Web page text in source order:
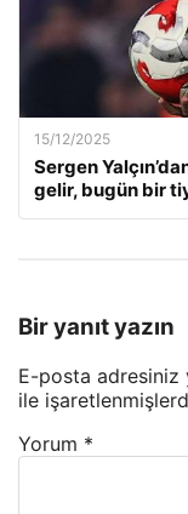
15/12/2025
Sergen
gelir, bugün bir
Bir yanıt yazın
E-posta adresiniz
ile
Yorum *